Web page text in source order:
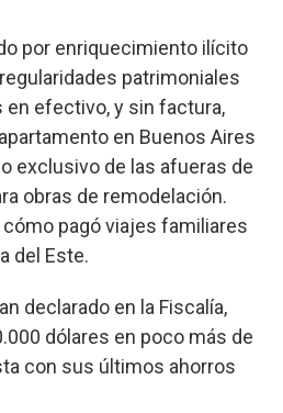
por enriquecimiento ilícito
patrimoniales
efectivo, y sin factura,
en Buenos Aires
exclusivo de las afueras de
obras de remodelación.
pagó viajes familiares
del Este.
declarado en la Fiscalía,
dólares en poco más de
con sus últimos ahorros